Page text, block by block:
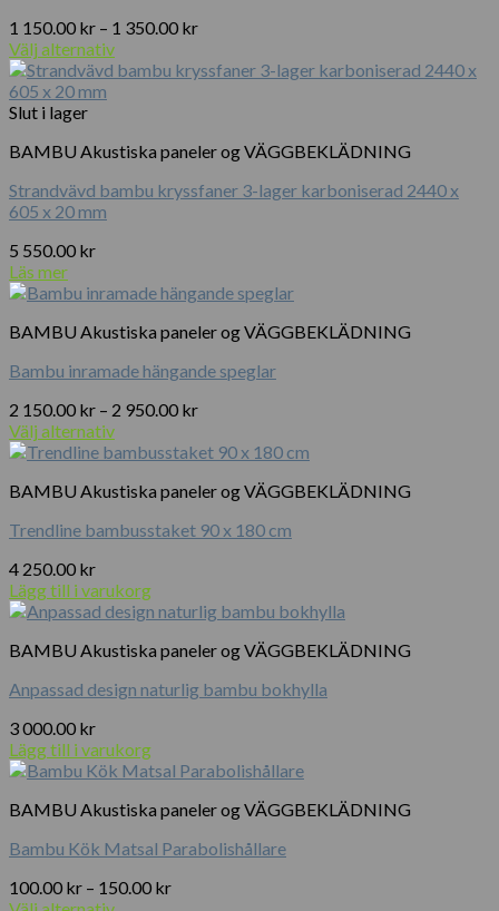
1 150.00 kr – 1 350.00 krPrisintervall:
150.00 kr
Välj alternativ
Den
här
produkten
flera
De
olika
kan
väljas
på
produktsidan
Slut i lager
BAMBU Akustiska paneler og VÄGGBEKLÄDNING
Strandvävd bambu kryssfaner 3-lager karboniserad 2440 x
605 x 20 mm
5 550.00 kr
Läs mer
BAMBU Akustiska paneler og VÄGGBEKLÄDNING
Bambu inramade hängande speglar
2 150.00 kr – 2 950.00 krPrisintervall:
150.00 kr
2
Välj alternativ
Den
produkten
flera
De
olika
alternativen
kan
väljas
på
produktsidan
BAMBU Akustiska paneler og VÄGGBEKLÄDNING
Trendline bambusstaket 90 x 180 cm
4 250.00 kr
Lägg till i varukorg
BAMBU Akustiska paneler og VÄGGBEKLÄDNING
Anpassad design naturlig bambu bokhylla
3 000.00 kr
Lägg till i varukorg
BAMBU Akustiska paneler og VÄGGBEKLÄDNING
Bambu Kök Matsal Parabolishållare
100.00 kr – 150.00 krPrisintervall: